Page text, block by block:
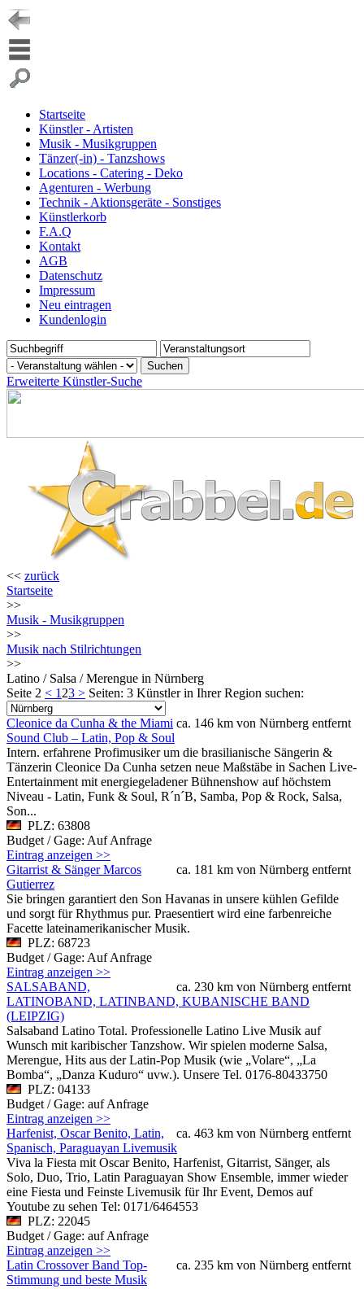
Startseite
Künstler - Artisten
Musik - Musikgruppen
Tänzer(-in) - Tanzshows
Locations - Catering - Deko
Agenturen - Werbung
Technik - Aktionsgeräte - Sonstiges
Künstlerkorb
F.A.Q
Kontakt
AGB
Datenschutz
Impressum
Neu eintragen
Kundenlogin
Erweiterte Künstler-Suche
<< zurück
Startseite
>>
Musik - Musikgruppen
>>
Musik nach Stilrichtungen
>>
Latino / Salsa / Merengue in Nürnberg
Seite 2 < 1 23 > Seiten: 3 Künstler in Ihrer Region suchen:
ca. 146 km von Nürnberg entfernt
Cleonice da Cunha & the Miami
Sound Club – Latin, Pop & Soul
Intern. erfahrene Profimusiker um die brasilianische Sängerin &
Tänzerin Cleonice Da Cunha setzen neue Maßstäbe in Sachen Live-
Entertainment mit energiegeladener Bühnenshow auf höchstem
Niveau - Latin, Funk & Soul, R´n´B, Samba, Pop & Rock, Salsa,
Son...
PLZ: 63808
Budget / Gage: Auf Anfrage
Eintrag anzeigen >>
ca. 181 km von Nürnberg entfernt
Gitarrist & Sänger Marcos
Gutierrez
Sie bringen garantiert den Son Havanas in unsere kühlen Gefilde
und sorgt für Rhythmus pur. Praesentiert wird eine farbenreiche
Facette lateinamerikanischer Musik.
PLZ: 68723
Budget / Gage: Auf Anfrage
Eintrag anzeigen >>
ca. 230 km von Nürnberg entfernt
SALSABAND,
LATINOBAND, LATINBAND, KUBANISCHE BAND
(LEIPZIG)
Salsaband Latino Total. Professionelle Latino Live Musik auf
Wunsch mit karibischer Tanzshow. Wir spielen moderne Salsa,
Merengue, Hits aus der Latin-Pop Musik (wie „Volare“, „La
Bomba“, „Danza Kuduro“ uvw.). Unsere Tel. 0176-80433750
PLZ: 04133
Budget / Gage: auf Anfrage
Eintrag anzeigen >>
ca. 463 km von Nürnberg entfernt
Harfenist, Oscar Benito, Latin,
Spanisch, Paraguayan Livemusik
Viva la Fiesta mit Oscar Benito, Harfenist, Gitarrist, Sänger, als
Solo, Duo, Trio, Latin Paraguayan Show Ensemble, immer wieder
eine Fiesta und Feinste Livemusik für Ihr Event, Demos auf
Youtube zu sehen Tel: 0171/6464553
PLZ: 22045
Budget / Gage: auf Anfrage
Eintrag anzeigen >>
ca. 235 km von Nürnberg entfernt
Latin Crossover Band Top-
Stimmung und beste Musik